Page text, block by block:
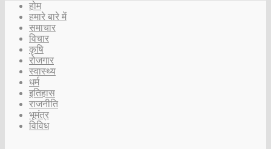
होम
हमारे बारे में
समाचार
विचार
कृषि
रोजगार
स्वास्थ्य
धर्म
इतिहास
राजनीति
भूमंत्र
विविध